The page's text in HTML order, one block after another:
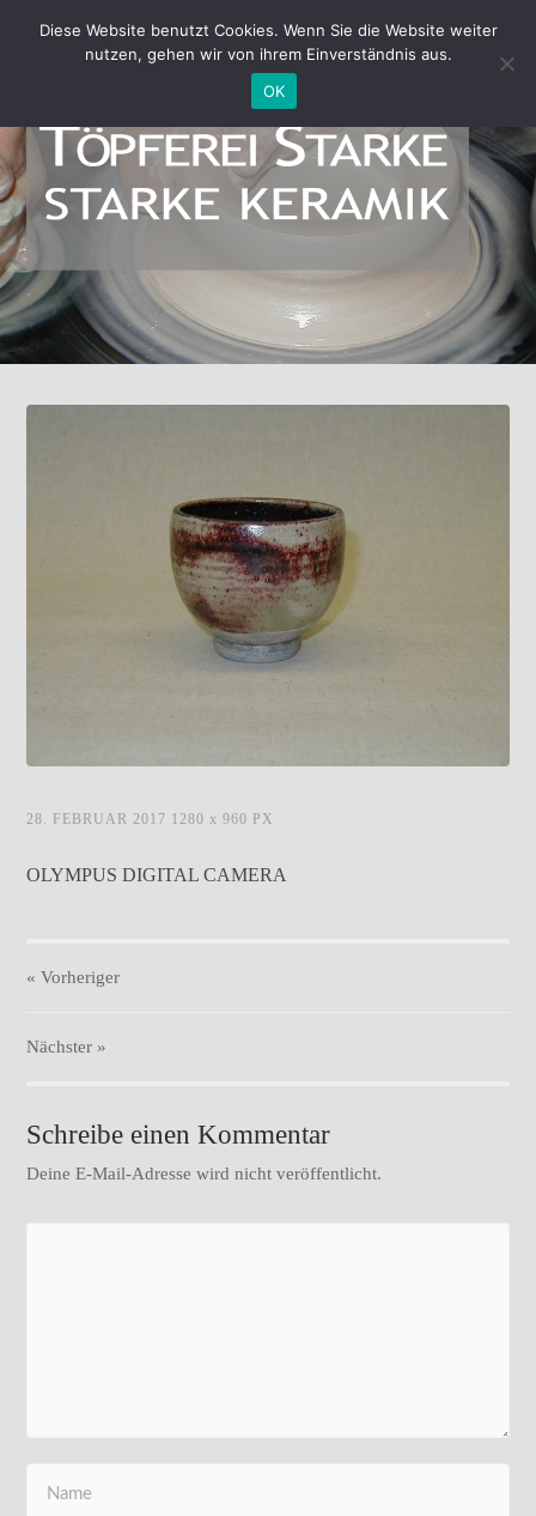
Teeschale-10.jpg
28. FEBRUAR 2017 1280x 960 PX
OLYMPUS DIGITAL CAMERA
« Vorheriger
Nächster »
Schreibe einen Kommentar
Deine E-Mail-Adresse wird nicht veröffentlicht.
Diese Website benutzt Cookies. Wenn Sie die Website weiter
nutzen, gehen wir von ihrem Einverständnis aus.
OK